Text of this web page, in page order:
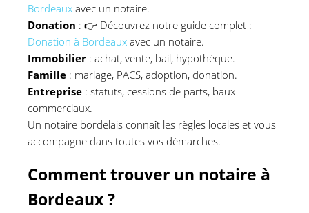
Bordeaux avec un notaire.
Donation : 👉 Découvrez notre guide complet :
Donation à Bordeaux avec un notaire.
Immobilier : achat, vente, bail, hypothèque.
Famille : mariage, PACS, adoption, donation.
Entreprise : statuts, cessions de parts, baux
commerciaux.
Un notaire bordelais connaît les règles locales et vous
accompagne dans toutes vos démarches.
Comment trouver un notaire à
Bordeaux ?